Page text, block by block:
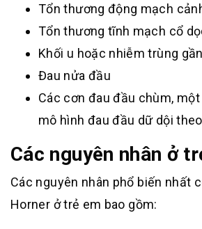
Tổn thương động mạch
Tổn thương tĩnh mạch cổ
Khối u hoặc nhiễm trùng
Đau nửa đầu
Các cơn đau đầu chùm,
mô hình đau đầu dữ dội
Các nguyên nhân ở
Các nguyên nhân phổ biến nhất
Horner ở trẻ em bao gồm: